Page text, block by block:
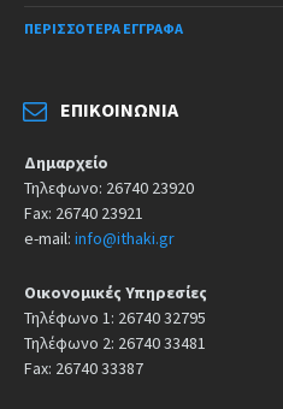
ΠΕΡΙΣΣΌΤΕΡΑ ΈΓΓΡΑΦΑ
ΕΠΙΚΟΙΝΩΝΊΑ
Δημαρχείο
Τηλεφωνο: 26740 23920
Fax: 26740 23921
e-mail: info@ithaki.gr
Οικονομικές Υπηρεσίες
Τηλέφωνο 1: 26740 32795
Τηλέφωνο 2: 26740 33481
Fax: 26740 33387